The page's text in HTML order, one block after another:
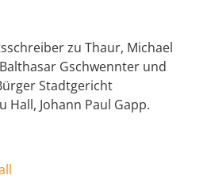
zu Thaur, Michael
Gschwennter und
Stadtgericht
Hall, Johann Paul Gapp.